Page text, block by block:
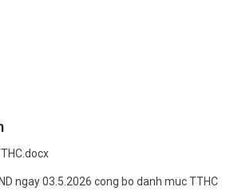
ngay 03.5.2026 cong bo danh muc TTHC